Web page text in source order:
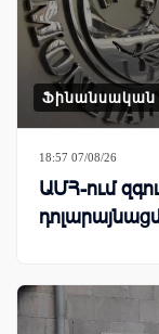
Ֆինանսական
18:57 07/08/26
ԱՄՀ-ում